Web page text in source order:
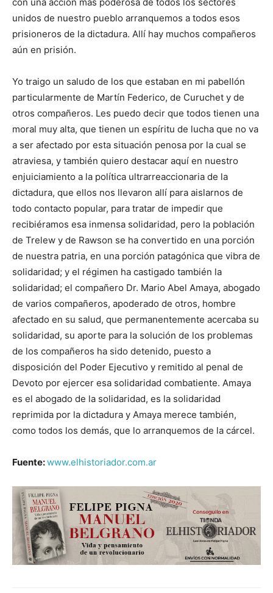
unidos de nuestro pueblo arranquemos a todos esos
prisioneros de la dictadura. Allí hay muchos compañeros
aún en prisión.
Yo traigo un saludo de los que estaban en mi pabellón
particularmente de Martín Federico, de Curuchet y de
otros compañeros. Les puedo decir que todos tienen una
moral muy alta, que tienen un espíritu de lucha que no va
a ser afectado por esta situación penosa por la cual se
atraviesa, y también quiero destacar aquí en nuestro
enjuiciamiento a la política ultrarreaccionaria de la
dictadura, que ellos nos llevaron allí para aislarnos de
todo contacto popular, para tratar de impedir que
recibiéramos esa inmensa solidaridad, pero la población
de Trelew y de Rawson se ha convertido en una porción
de nuestra patria, en una porción patagónica que vibra de
solidaridad; y el régimen ha castigado también la
solidaridad; el compañero Dr. Mario Abel Amaya, abogado
de varios compañeros, apoderado de otros, hombre
afectado en su salud, que permanentemente acercaba su
solidaridad, su aporte para la solución de los problemas
de los compañeros ha sido detenido, puesto a
disposición del Poder Ejecutivo y remitido al penal de
Devoto por ejercer esa solidaridad combatiente. Amaya
es el abogado de la solidaridad, es la solidaridad
reprimida por la dictadura y Amaya merece también,
como todos los demás, que lo arranquemos de la cárcel.
Fuente:www.elhistoriador.com.ar